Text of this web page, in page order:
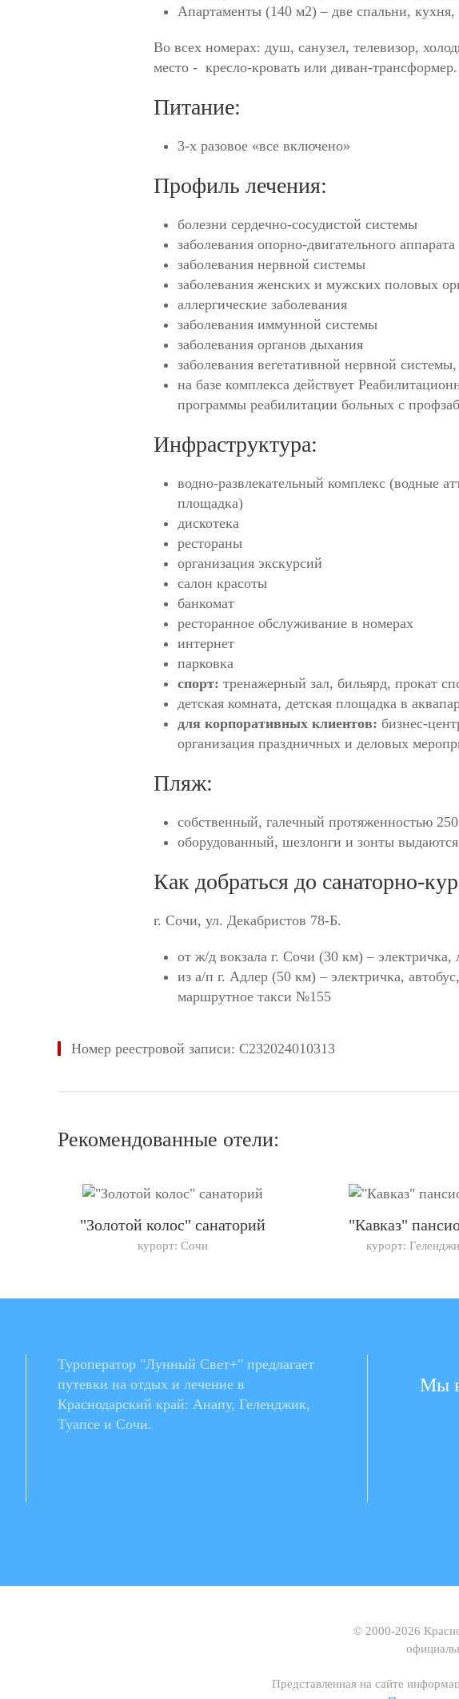
Апартаменты (140 м2) – две спальни,
Во всех номерах: душ, санузел, телевизор,
место - кресло-кровать или диван-трансформер.
Питание:
3-х разовое «все включено»
Профиль лечения:
болезни сердечно-сосудистой системы
заболевания опорно-двигательного аппарата
заболевания нервной системы
заболевания женских и мужских половых
аллергические заболевания
заболевания иммунной системы
заболевания органов дыхания
заболевания вегетативной нервной
на базе комплекса действует
программы реабилитации больных с
Инфраструктура:
водно-развлекательный комплекс (водные
площадка)
дискотека
рестораны
организация экскурсий
салон красоты
банкомат
ресторанное обслуживание в номерах
интернет
парковка
спорт: тренажерный зал, бильярд, прокат
детская комната, детская площадка в
для корпоративных клиентов: бизнес-
организация праздничных и деловых
Пляж:
собственный, галечный протяженностью
оборудованный, шезлонги и зонты выдаются
Как добраться до санаторно-
г. Сочи, ул. Декабристов 78-Б.
от ж/д вокзала г. Сочи (30 км) –
из а/п г. Адлер (50 км) – электричка,
маршрутное такси №155
Номер реестровой записи: С232024010313
Рекомендованные отели:
"Золотой колос" санаторий
курорт: Сочи
"Кавказ"
курорт:
Туроператор "Лунный Свет+" предлагает
путевки на отдых и лечение в
Краснодарский край: Анапу, Геленджик,
Туапсе и Сочи.
Мы в
© 2000-2026
Представленная на сайте